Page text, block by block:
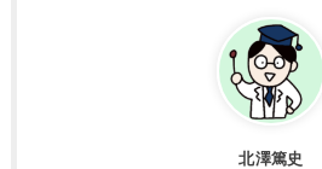
北澤篤史